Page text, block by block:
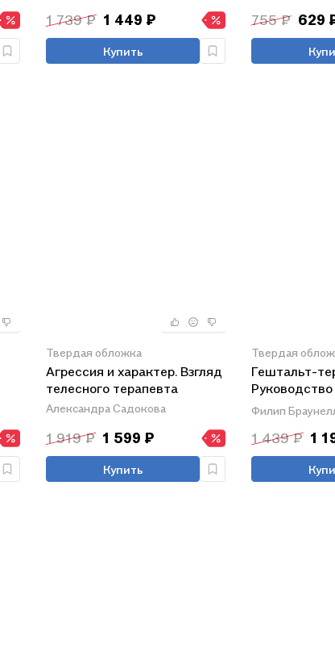
1 739 ₽ 1 449 ₽
Купить
755 ₽ 629
Твердая обложка
Агрессия и характер. Взгляд
телесного терапевта
Александра Садокова
1 919 ₽ 1 599 ₽
Купить
Твердая
Гештальт-
Руководство
современной
Филип
1 439 ₽ 1